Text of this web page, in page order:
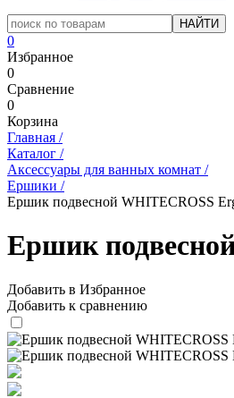
0
Избранное
0
Сравнение
0
Корзина
Главная /
Каталог /
Аксессуары для ванных комнат /
Ершики /
Ершик подвесной WHITECROSS
Ершик
Добавить в Избранное
Добавить к сравнению